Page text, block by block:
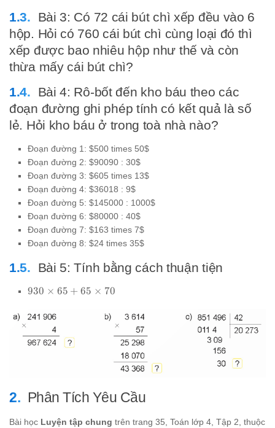
14742
815
Bài 3: Có 72 cái bút chì xếp đều vào 6
hộp. Hỏi có 760 cái bút chì cùng loại đó thì
xếp được bao nhiêu hộp như thế và còn
thừa mấy cái bút chì?
Bài 4: Rô-bốt đến kho báu theo các
đoạn đường ghi phép tính có kết quả là số
lẻ. Hỏi kho báu ở trong toà nhà nào?
Đoạn đường 1: $500 times 50$
Đoạn đường 2: $90090 : 30$
Đoạn đường 3: $605 times 13$
Đoạn đường 4: $36018 : 9$
Đoạn đường 5: $145000 : 1000$
Đoạn đường 6: $80000 : 40$
Đoạn đường 7: $163 times 7$
Đoạn đường 8: $24 times 35$
Bài 5: Tính bằng cách thuận tiện
930
65 +
\times
930 × 65 + 65 × 70
Phân Tích Yêu Cầu
Bài học Luyện tập chung trên trang 35, Toán lớp 4, Tập 2, thuộc